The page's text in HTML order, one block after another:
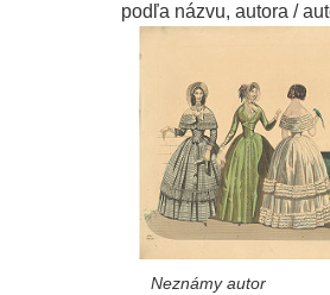
podľa názvu, autora /
Neznámy autor